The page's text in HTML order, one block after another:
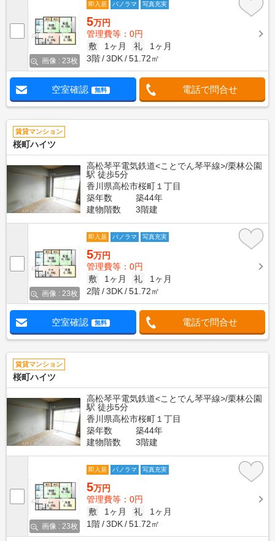
画像 : 23枚
即入居 パノラマ 写真充実
5万円
管理費等：0円
敷
1ヶ月 礼
1ヶ月
3階
3DK 51.72㎡
空室確認 無料 電話で問合せ
賃貸マンション
桜町ハイツ
高松琴平電気鉄道<ことでん琴平線>/栗林公園
駅 徒歩5分
香川県高松市桜町１丁目
築年数
築44年
建物階数
3階建
画像 : 23枚
即入居 パノラマ 写真充実
5万円
管理費等：0円
敷
1ヶ月 礼
1ヶ月
2階
3DK 51.72㎡
空室確認 無料 電話で問合せ
賃貸マンション
桜町ハイツ
高松琴平電気鉄道<ことでん琴平線>/栗林公園
駅 徒歩5分
香川県高松市桜町１丁目
築年数
築44年
建物階数
3階建
画像 : 23枚
即入居 パノラマ 写真充実
5万円
管理費等：0円
敷
1ヶ月 礼
1ヶ月
1階
3DK 51.72㎡